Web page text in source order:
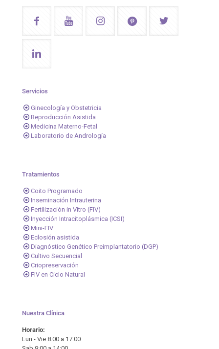
Servicios
Ginecología y Obstetricia
Reproducción Asistida
Medicina Materno-Fetal
Laboratorio de Andrología
Tratamientos
Coito Programado
Inseminación Intrauterina
Fertilización in Vitro (FIV)
Inyección Intracitoplásmica (ICSI)
Mini-FIV
Eclosión asistida
Diagnóstico Genético Preimplantatorio (DGP)
Cultivo Secuencial
Criopreservación
FIV en Ciclo Natural
Nuestra Clínica
Horario:
Lun - Vie 8:00 a 17:00